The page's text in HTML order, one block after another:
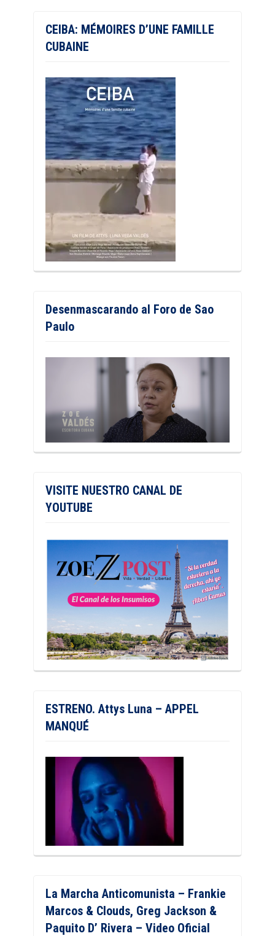
CEIBA: MÉMOIRES D’UNE FAMILLE
CUBAINE
Desenmascarando al Foro de Sao
Paulo
VISITE NUESTRO CANAL DE
YOUTUBE
ESTRENO. Attys Luna – APPEL
MANQUÉ
La Marcha Anticomunista – Frankie
Marcos & Clouds, Greg Jackson &
Paquito D’ Rivera – Video Oficial